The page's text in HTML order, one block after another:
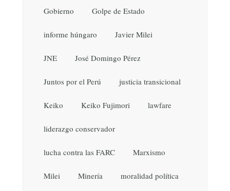
Gobierno Golpe de Estado
informe húngaro Javier Milei
JNE José Domingo Pérez
Juntos por el Perú justicia transicional
Keiko Keiko Fujimori lawfare
liderazgo conservador
lucha contra las FARC Marxismo
Milei Minería moralidad política